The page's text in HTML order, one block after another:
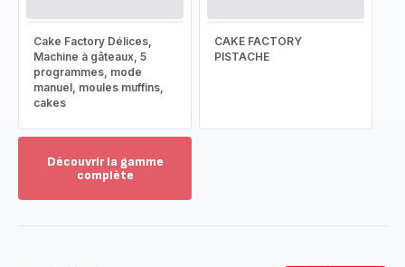
Cake Factory Délices,
Machine à gâteaux, 5
programmes, mode
manuel, moules muffins,
cakes
CAKE FACTORY
PISTACHE
Découvrir la gamme
complète